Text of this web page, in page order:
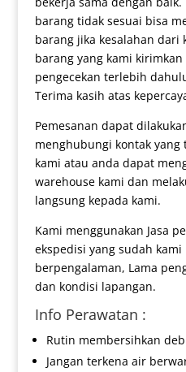
barang tidak sesuai bisa
barang jika kesalahan dari
barang yang kami
pengecekan terlebih
Terima kasih atas
Pemesanan dapat
menghubungi kontak
kami atau anda dapat
warehouse kami dan
langsung kepada kami.
Kami menggunakan Jasa
ekspedisi yang sudah kami
berpengalaman, Lama
dan kondisi lapangan.
Info Perawatan :
Rutin membersihkan
Jangan terkena air